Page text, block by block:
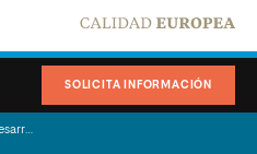
SOLICITA INFORMACIÓN